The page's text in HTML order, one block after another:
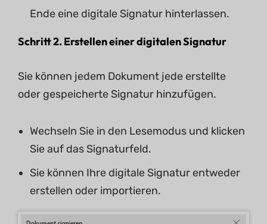
Ende eine digitale Signatur hinterlassen.
Schritt 2. Erstellen einer digitalen Signatur
Sie können jedem Dokument jede erstellte
oder gespeicherte Signatur hinzufügen.
Wechseln Sie in den Lesemodus und klicken
Sie auf das Signaturfeld.
Sie können Ihre digitale Signatur entweder
erstellen oder importieren.